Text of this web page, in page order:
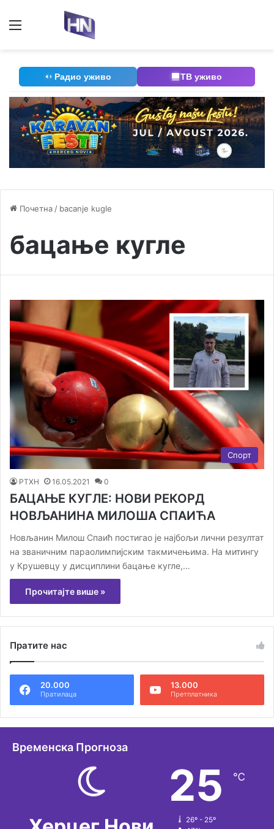
Радио уживо ТВ уживо
Почетна / bacanje kugle
бацање кугле
Спорт
РТХН 16.05.2021 0
БАЦАЊЕ КУГЛЕ: НОВИ РЕКОРД
НОВЉАНИНА МИЛОША СПАИЋА
Новљанин Милош Спаић постигао је најбољи лични резултат
на званичним параолимпијским такмичењима. На митингу
у Крушевцу у дисциплини бацање кугле,…
Прочитајте више »
Пратите нас
20.000
Пратилаца
13.000
Претплатника
Временска Прогноза
25 ℃
26º - 25º